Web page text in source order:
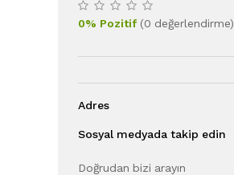
0% Pozitif(0 değerlendirme)
Adres
Sosyal medyada takip edin
Doğrudan bizi arayın